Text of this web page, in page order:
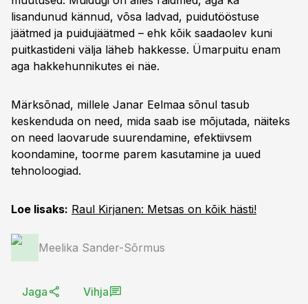
lisandunud kännud, võsa ladvad, puidutööstuse
jäätmed ja puidujäätmed – ehk kõik saadaolev kuni
puitkastideni välja läheb hakkesse. Ümarpuitu enam
aga hakkehunnikutes ei näe.
Märksõnad, millele Janar Eelmaa sõnul tasub
keskenduda on need, mida saab ise mõjutada, näiteks
on need laovarude suurendamine, efektiivsem
koondamine, toorme parem kasutamine ja uued
tehnoloogiad.
Loe lisaks: Raul Kirjanen: Metsas on kõik hästi!
Meelika Sander-Sõrmus
Jaga Vihja